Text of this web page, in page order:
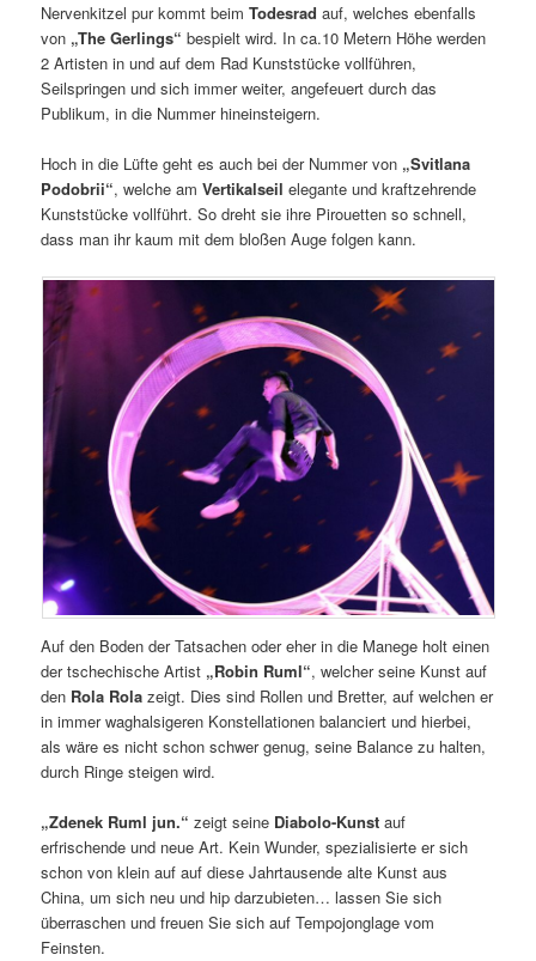
Nervenkitzel pur kommt beimTodesradauf, welches ebenfalls
von „The Gerlings“ bespielt wird. In ca.10 Metern Höhe werden
2 Artisten in und auf dem Rad Kunststücke vollführen,
Seilspringen und sich immer weiter, angefeuert durch das
Publikum, in die Nummer hineinsteigern.
Hoch in die Lüfte geht es auch bei der Nummer von „Svitlana
Podobrii“, welche amVertikalseilelegante und kraftzehrende
Kunststücke vollführt. So dreht sie ihre Pirouetten so schnell,
dass man ihr kaum mit dem bloßen Auge folgen kann.
Auf den Boden der Tatsachen oder eher in die Manege holt einen
der tschechische Artist „Robin Ruml“, welcher seine Kunst auf
den Rola Rola zeigt. Dies sind Rollen und Bretter, auf welchen er
in immer waghalsigeren Konstellationen balanciert und hierbei,
als wäre es nicht schon schwer genug, seine Balance zu halten,
durch Ringe steigen wird.
„Zdenek Ruml jun.“ zeigt seine Diabolo-Kunst auf
erfrischende und neue Art. Kein Wunder, spezialisierte er sich
schon von klein auf auf diese Jahrtausende alte Kunst aus
China, um sich neu und hip darzubieten… lassen Sie sich
überraschen und freuen Sie sich auf Tempojonglage vom
Feinsten.